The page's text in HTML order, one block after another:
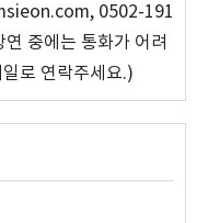
0502-191
중에는 통화가 어려
로 연락주세요.)